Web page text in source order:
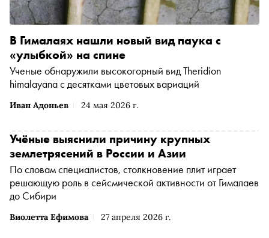
Иван Адоньев 24 мая 2026 г.
В Гималаях нашли новый вид паука с
«улыбкой» на спине
Ученые обнаружили высокогорный вид Theridion
himalayana с десятками цветовых вариаций
Виолетта Ефимова 27 апреля 2026 г.
Учёные выяснили причину крупных
землетрясений в России и Азии
По словам специалистов, столкновение плит играет
решающую роль в сейсмической активности от Гималаев
до Сибири